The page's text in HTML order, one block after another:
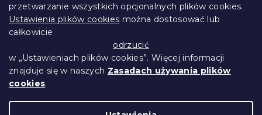
przetwarzanie wszystkich opcjonalnych plików cookies.
Ustawienia plików cookies można dostosować lub
całkowicie
odrzucić
w „Ustawieniach plików cookies”. Więcej informacji
znajduje się w naszych Zasadach używania plików
cookies.
Ochrona danych osobowych
Kodeks etyczny
Dla partnerów